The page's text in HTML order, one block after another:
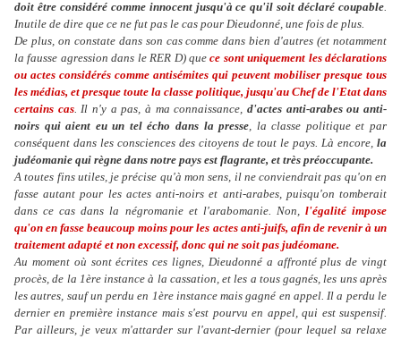
doit être considéré comme innocent jusqu'à ce qu'il soit déclaré coupable.
Inutile de dire que ce ne fut pas le cas pour Dieudonné, une fois de plus.
De plus, on constate dans son cas comme dans bien d'autres (et notamment
la fausse agression dans le RER D) quece sont uniquement les déclarations
ou actes considérés comme antisémites qui peuvent mobiliser presque tous
les médias, et presque toute la classe politique, jusqu'au Chef de l'Etat dans
certains cas. Il n'y a pas, à ma connaissance,d'actes anti-arabes ou anti-
noirs qui aient eu un tel écho dans la presse, la classe politique et par
conséquent dans les consciences des citoyens de tout le pays. Là encore, la
judéomanie qui règne dans notre pays est flagrante, et très préoccupante.
A toutes fins utiles, je précise qu'à mon sens, il ne conviendrait pas qu'on en
fasse autant pour les actes anti-noirs et anti-arabes, puisqu'on tomberait
dans ce cas dans la négromanie et l'arabomanie. Non, l'égalité impose
qu'on en fasse beaucoup moins pour les actes anti-juifs, afin de revenir à un
traitement adapté et non excessif, donc qui ne soit pas judéomane.
Au moment où sont écrites ces lignes, Dieudonné a affronté plus de vingt
procès, de la 1ère instance à la cassation, et les a tous gagnés, les uns après
les autres, sauf un perdu en 1ère instance mais gagné en appel. Il a perdu le
dernier en première instance mais s'est pourvu en appel, qui est suspensif.
Par ailleurs, je veux m'attarder sur l'avant-dernier (pour lequel sa relaxe